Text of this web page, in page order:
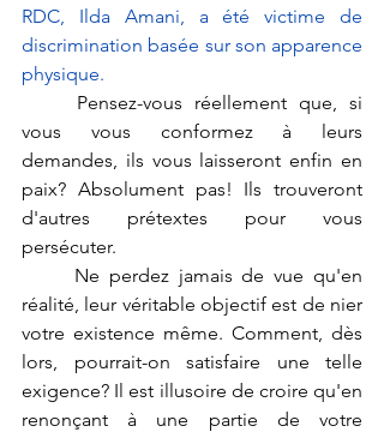
RDC, Ilda Amani, a été victime de
discrimination basée sur son apparence
physique.
vous vous conformez à leurs
demandes, ils vous laisseront enfin en
paix? Absolument pas! Ils trouveront
d'autres prétextes pour vous
persécuter.
réalité, leur véritable objectif est de nier
votre existence même. Comment, dès
lors, pourrait-on satisfaire une telle
exigence? Il est illusoire de croire qu'en
renonçant à une partie de votre